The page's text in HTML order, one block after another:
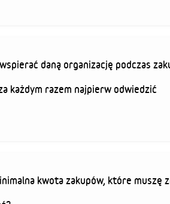
daną organizację podczas
każdym razem najpierw odwiedzić
kwota zakupów, które muszę